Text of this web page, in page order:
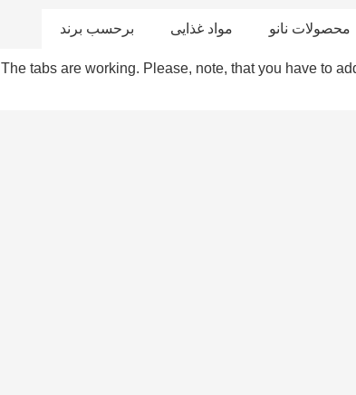
محصولات نانو مواد غذایی برحسب برند
The tabs are working. Please, note, that you have to